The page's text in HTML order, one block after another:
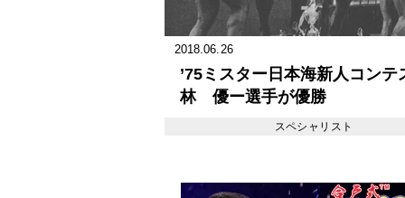
2018.06.26
’75ミスター日本海新人コンテ
林 優ー選手が優勝
スペシャリスト